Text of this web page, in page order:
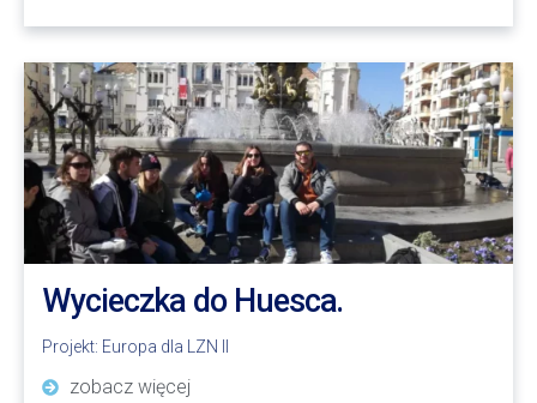
Wycieczka do Huesca.
Projekt: Europa dla LZN II
zobacz więcej